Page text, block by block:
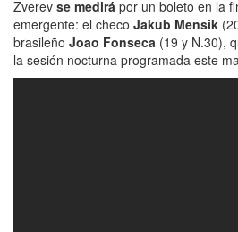
Zverev se medirá por un boleto en la
emergente: el checo Jakub Mensik
brasileño Joao Fonseca (19 y N.30),
la sesión nocturna programada este